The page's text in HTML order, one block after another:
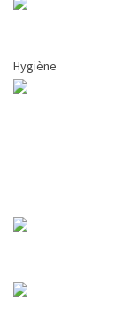
Hygiène